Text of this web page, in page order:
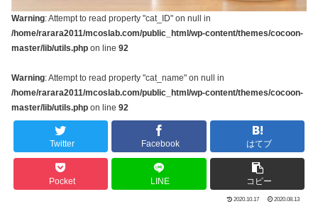
Warning: Attempt to read property "cat_ID" on null in
/home/rarara2011/mcoslab.com/public_html/wp-content/themes/cocoon-
master/lib/utils.php on line 92
Warning: Attempt to read property "cat_name" on null in
/home/rarara2011/mcoslab.com/public_html/wp-content/themes/cocoon-
master/lib/utils.php on line 92
Twitter Facebook はてブ
Pocket LINE コピー
2020.10.17 2020.08.13